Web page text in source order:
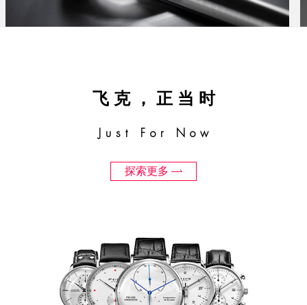
飞克，正当时
Just For Now
探索更多 